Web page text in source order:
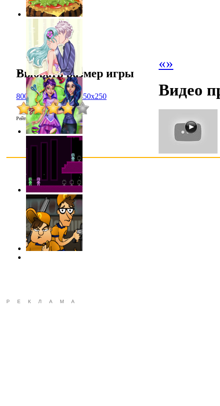
«»
Выбрать размер игры
800x600 1024x768 450x250
Рейтинг :3.8/4
Видео
РЕКЛАМА